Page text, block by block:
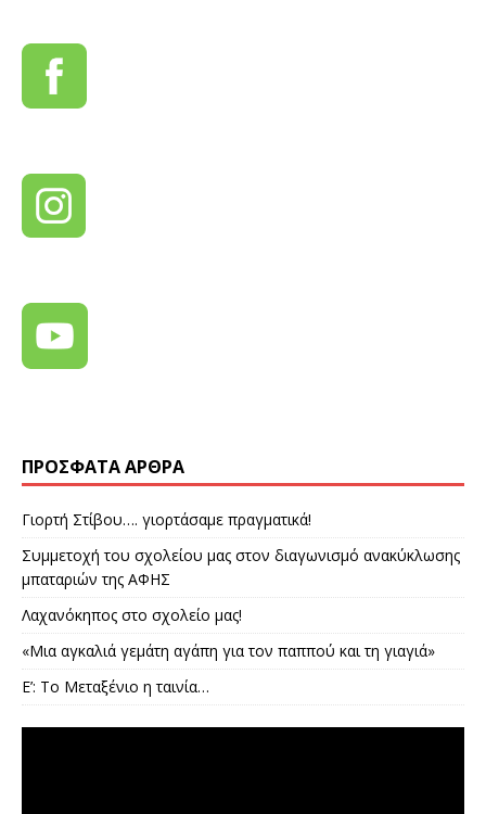
ΠΡΌΣΦΑΤΑ ΆΡΘΡΑ
Γιορτή Στίβου…. γιορτάσαμε πραγματικά!
Συμμετοχή του σχολείου μας στον διαγωνισμό ανακύκλωσης
μπαταριών της ΑΦΗΣ
Λαχανόκηπος στο σχολείο μας!
«Μια αγκαλιά γεμάτη αγάπη για τον παππού και τη γιαγιά»
E’: Το Μεταξένιο η ταινία…